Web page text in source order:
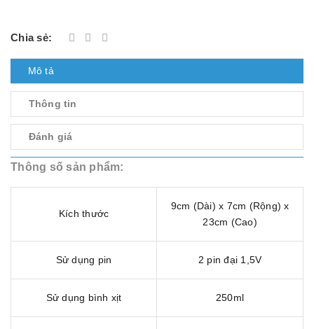
Chia sẻ:
Mô tả
Thông tin
Đánh giá
Thông số sản phẩm:
Kích thước
9cm (Dài) x 7cm (Rộng) x
23cm (Cao)
Sử dụng pin 2 pin đại 1,5V
Sử dụng bình xịt 250ml